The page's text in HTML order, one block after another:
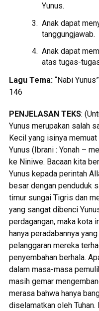
Yunus.
Anak dapat
tanggungjawab.
Anak dapat
atas tugas-
Lagu Tema:“Nabi
146
PENJELASAN TEKS:
Yunus merupakan salah
Kecil yang isinya
Yunus (Ibrani : Yonah –
ke Niniwe. Bacaan kita
Yunus kepada perintah
besar dengan penduduk
timur sungai Tigris dan
yang sangat dibenci
perdagangan, maka kota
hanya peradabannya
pelanggaran mereka
penyembahan berhala.
dalam masa-masa
masih gemar
merasa bahwa hanya
diselamatkan oleh